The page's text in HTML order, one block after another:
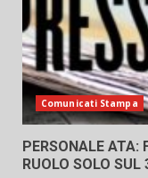
Comunicati Stampa
PERSONALE ATA:
RUOLO SOLO SUL